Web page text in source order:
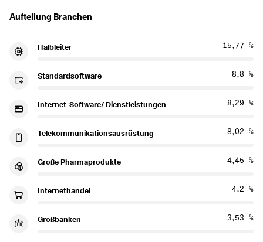
Aufteilung Branchen
Halbleiter 15,77 %
Standardsoftware 8,8 %
Internet-Software/ Dienstleistungen 8,29 %
Telekommunikationsausrüstung 8,02 %
Große Pharmaprodukte 4,45 %
Internethandel 4,2 %
Großbanken 3,53 %